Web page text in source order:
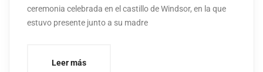
ceremonia celebrada en el castillo de Windsor, en la que
estuvo presente junto a su madre
Leer más